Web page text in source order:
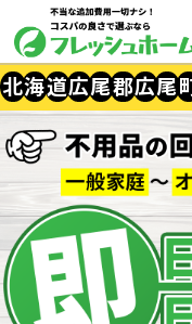
北海道広尾郡広尾